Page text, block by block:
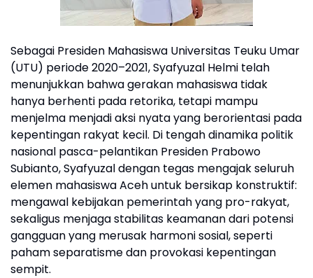
Sebagai Presiden Mahasiswa Universitas Teuku Umar
(UTU) periode 2020–2021, Syafyuzal Helmi telah
menunjukkan bahwa gerakan mahasiswa tidak
hanya berhenti pada retorika, tetapi mampu
menjelma menjadi aksi nyata yang berorientasi pada
kepentingan rakyat kecil. Di tengah dinamika politik
nasional pasca-pelantikan Presiden Prabowo
Subianto, Syafyuzal dengan tegas mengajak seluruh
elemen mahasiswa Aceh untuk bersikap konstruktif:
mengawal kebijakan pemerintah yang pro-rakyat,
sekaligus menjaga stabilitas keamanan dari potensi
gangguan yang merusak harmoni sosial, seperti
paham separatisme dan provokasi kepentingan
sempit.